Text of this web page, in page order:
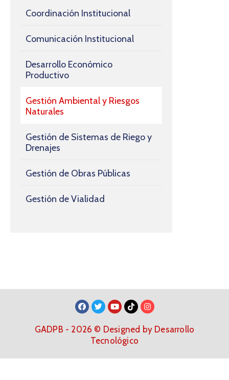
Coordinación Institucional
Comunicación Institucional
Desarrollo Económico
Productivo
Gestión Ambiental y Riesgos
Naturales
Gestión de Sistemas de Riego y
Drenajes
Gestión de Obras Públicas
Gestión de Vialidad
GADPB - 2026 © Designed by Desarrollo
Tecnológico